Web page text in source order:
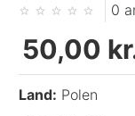
0
50,00
Land: Polen